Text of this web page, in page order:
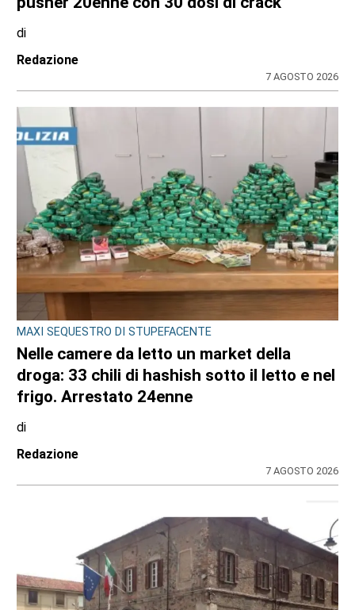
di
Redazione
7 AGOSTO 2026
MAXI SEQUESTRO DI STUPEFACENTE
Nelle camere da letto un market della
droga: 33 chili di hashish sotto il letto e nel
frigo. Arrestato 24enne
di
Redazione
7 AGOSTO 2026